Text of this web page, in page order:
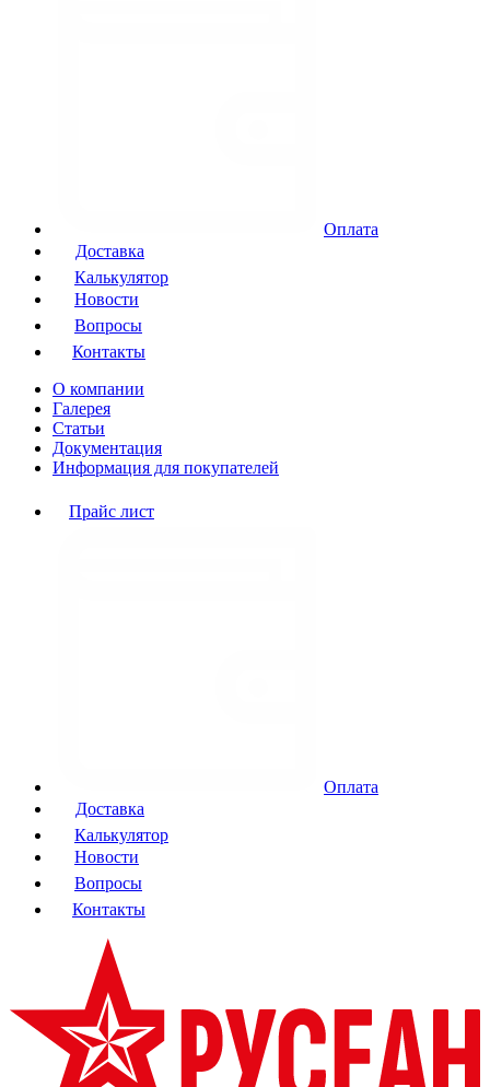
Оплата
Доставка
Калькулятор
Новости
Вопросы
Контакты
О компании
Галерея
Статьи
Документация
Информация для покупателей
Прайс лист
Оплата
Доставка
Калькулятор
Новости
Вопросы
Контакты